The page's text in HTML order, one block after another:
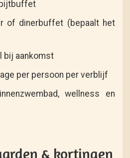
of dinerbuffet (bepaalt het
bij aankomst
per persoon per verblijf
wellness en
& kortingen